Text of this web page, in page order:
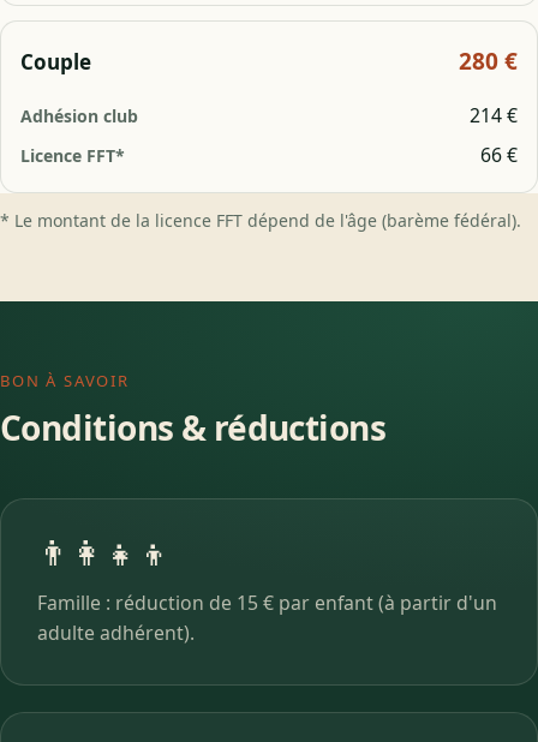
Couple 280 €
214 €
66 €
* Le montant de la licence FFT dépend de l'âge (barème fédéral).
BON À SAVOIR
Conditions & réductions
👨‍👩‍👧‍👦
Famille : réduction de 15 € par enfant (à partir d'un
adulte adhérent).